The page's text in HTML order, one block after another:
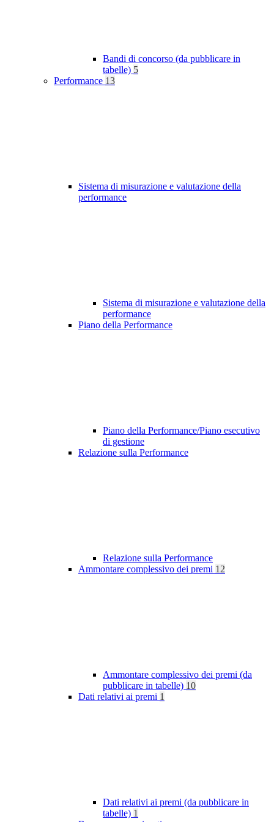
Bandi di concorso (da pubblicare in
tabelle) 5
Performance 13
Sistema di misurazione e valutazione della
performance
Sistema di misurazione e valutazione della
performance
Piano della Performance
Piano della Performance/Piano esecutivo
di gestione
Relazione sulla Performance
Relazione sulla Performance
Ammontare complessivo dei premi 12
Ammontare complessivo dei premi (da
pubblicare in tabelle) 10
Dati relativi ai premi 1
Dati relativi ai premi (da pubblicare in
tabelle) 1